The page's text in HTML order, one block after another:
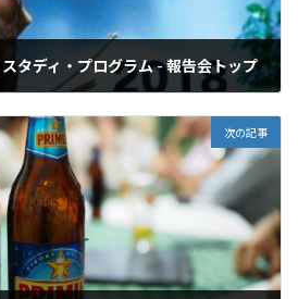
タディ・プログラム - 報告会トップ
次の記事